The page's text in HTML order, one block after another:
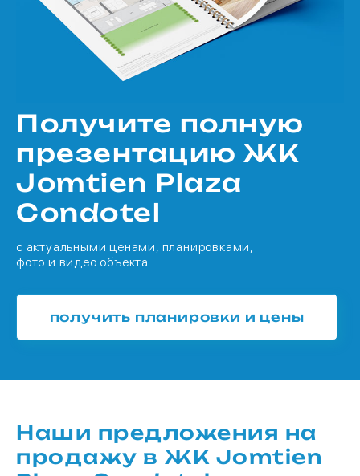
Получите полную
презентацию ЖК
Jomtien Plaza
Condotel
с актуальными ценами, планировками,
фото и видео объекта
получить планировки и цены
Наши предложения на
продажу в ЖК Jomtien